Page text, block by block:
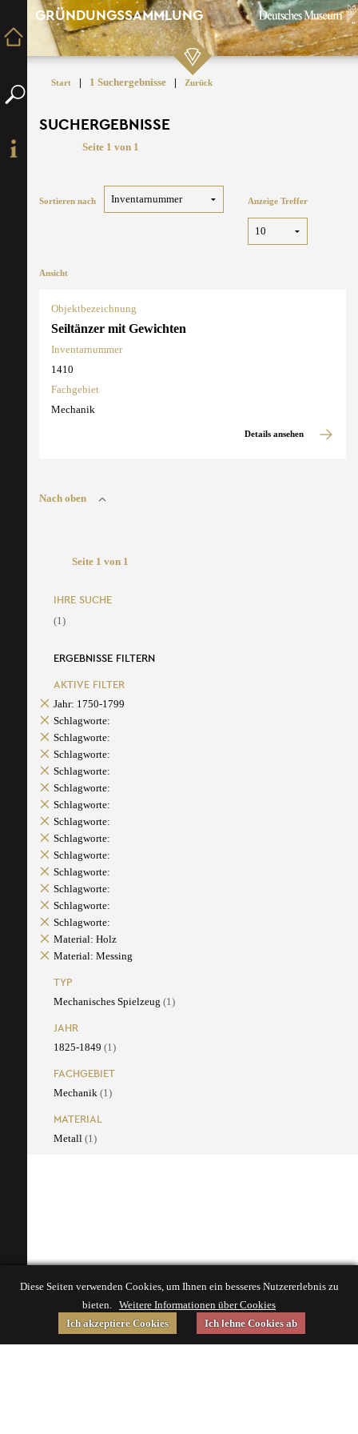
GRÜNDUNGSSAMMLUNG
Start | 1 Suchergebnisse | Zurück
SUCHERGEBNISSE
Seite 1 von 1
Sortieren nach Anzeige Treffer
Ansicht
Objektbezeichnung
Seiltänzer mit Gewichten
Inventarnummer
1410
Fachgebiet
Mechanik
Details ansehen
Nach oben
Seite 1 von 1
IHRE SUCHE
(1)
ERGEBNISSE FILTERN
AKTIVE FILTER
Jahr: 1750-1799
Schlagworte:
Schlagworte:
Schlagworte:
Schlagworte:
Schlagworte:
Schlagworte:
Schlagworte:
Schlagworte:
Schlagworte:
Schlagworte:
Schlagworte:
Schlagworte:
Schlagworte:
Material: Holz
Material: Messing
TYP
Mechanisches Spielzeug (1)
JAHR
1825-1849 (1)
FACHGEBIET
Mechanik (1)
MATERIAL
Metall (1)
Diese Seiten verwenden Cookies, um Ihnen ein besseres Nutzererlebnis zu
bieten. Weitere Informationen über Cookies
Ich akzeptiere Cookies
Ich lehne Cookies ab